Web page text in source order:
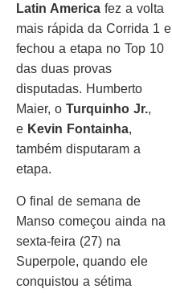
Latin America fez a volta
mais rápida da Corrida 1 e
fechou a etapa no Top 10
das duas provas
disputadas. Humberto
Maier, o Turquinho Jr.,
e Kevin Fontainha,
também disputaram a
etapa.
O final de semana de
Manso começou ainda na
sexta-feira (27) na
Superpole, quando ele
conquistou a sétima